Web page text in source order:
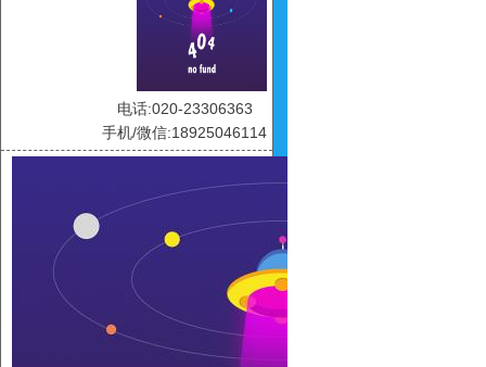
电话:020-23306363
手机/微信:18925046114